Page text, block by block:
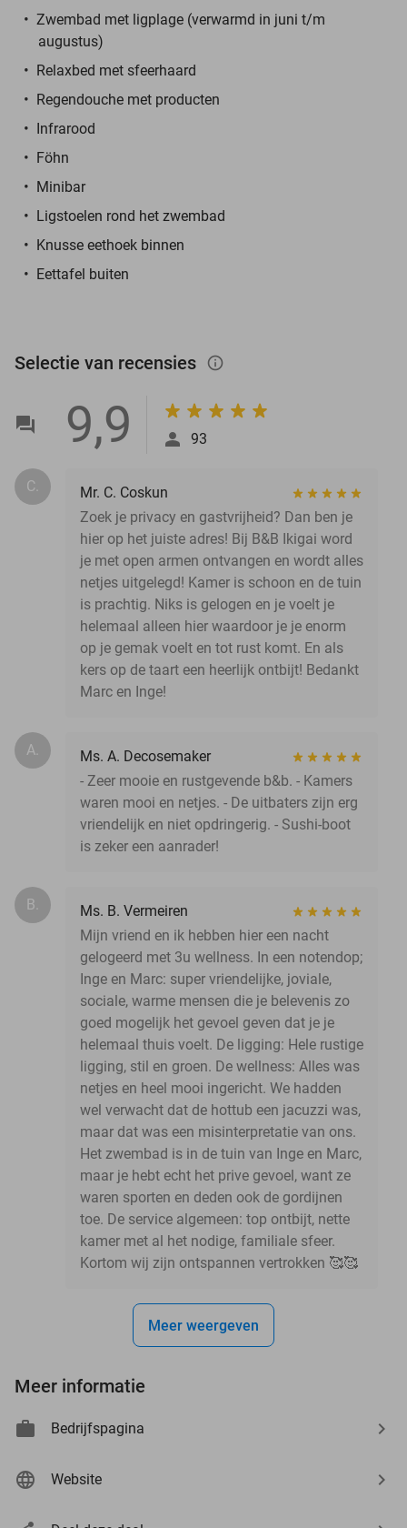
Zwembad met ligplage (verwarmd in juni t/m
augustus)
Relaxbed met sfeerhaard
Regendouche met producten
Infrarood
Föhn
Minibar
Ligstoelen rond het zwembad
Knusse eethoek binnen
Eettafel buiten
Selectie van recensies info_outlined
9,9 93
C.
Mr. C. Coskun
Zoek je privacy en gastvrijheid? Dan ben je
hier op het juiste adres! Bij B&B Ikigai word
je met open armen ontvangen en wordt alles
netjes uitgelegd! Kamer is schoon en de tuin
is prachtig. Niks is gelogen en je voelt je
helemaal alleen hier waardoor je je enorm
op je gemak voelt en tot rust komt. En als
kers op de taart een heerlijk ontbijt! Bedankt
Marc en Inge!
A.
Ms. A. Decosemaker
- Zeer mooie en rustgevende b&b. - Kamers
waren mooi en netjes. - De uitbaters zijn erg
vriendelijk en niet opdringerig. - Sushi-boot
is zeker een aanrader!
B.
Ms. B. Vermeiren
Mijn vriend en ik hebben hier een nacht
gelogeerd met 3u wellness. In een notendop;
Inge en Marc: super vriendelijke, joviale,
sociale, warme mensen die je belevenis zo
goed mogelijk het gevoel geven dat je je
helemaal thuis voelt. De ligging: Hele rustige
ligging, stil en groen. De wellness: Alles was
netjes en heel mooi ingericht. We hadden
wel verwacht dat de hottub een jacuzzi was,
maar dat was een misinterpretatie van ons.
Het zwembad is in de tuin van Inge en Marc,
maar je hebt echt het prive gevoel, want ze
waren sporten en deden ook de gordijnen
toe. De service algemeen: top ontbijt, nette
kamer met al het nodige, familiale sfeer.
Kortom wij zijn ontspannen vertrokken 🥰🥰
Meer weergeven
Meer informatie
Bedrijfspagina
Website